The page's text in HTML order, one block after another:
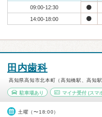
09:00-12:30
14:00-18:00
田内歯科
高知県高知市北本町（高知橋駅、高知駅
駐車場あり マイナ受付(スマ
土曜（〜18:00）